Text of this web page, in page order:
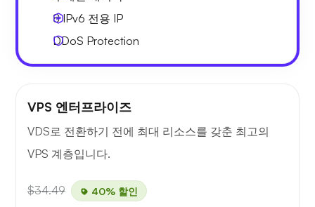
8 IPv6 전용 IP
DDoS Protection
VPS 엔터프라이즈
VDS로 전환하기 전에 최대 리소스를 갖춘 최고의
VPS 계층입니다.
$34.49 40% 할인